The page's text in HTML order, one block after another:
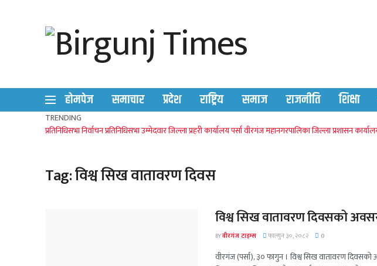
होमपेज समाचार प्रदेश राष्ट्रिय समाज राजनीति शिक्षा
TRENDING
प्रतिनिधिसभा निर्वाचनप्रतिनिधिसभा उम्मेदवारजिल्ला प्रहरी कार्यालय पर्सावीरगंज महानगरपालिकाजिल्ला प्रशासन
Tag:विश्व सिख वातावरण दिवस
विश्व सिख वातावरण दिवसको
BYवीरगंज टाइम्स फाल्गुन ३०, २०८२ 0
वीरगंज (पर्सा), ३० फागुन । विश्व सिख वातावरण दिवसको